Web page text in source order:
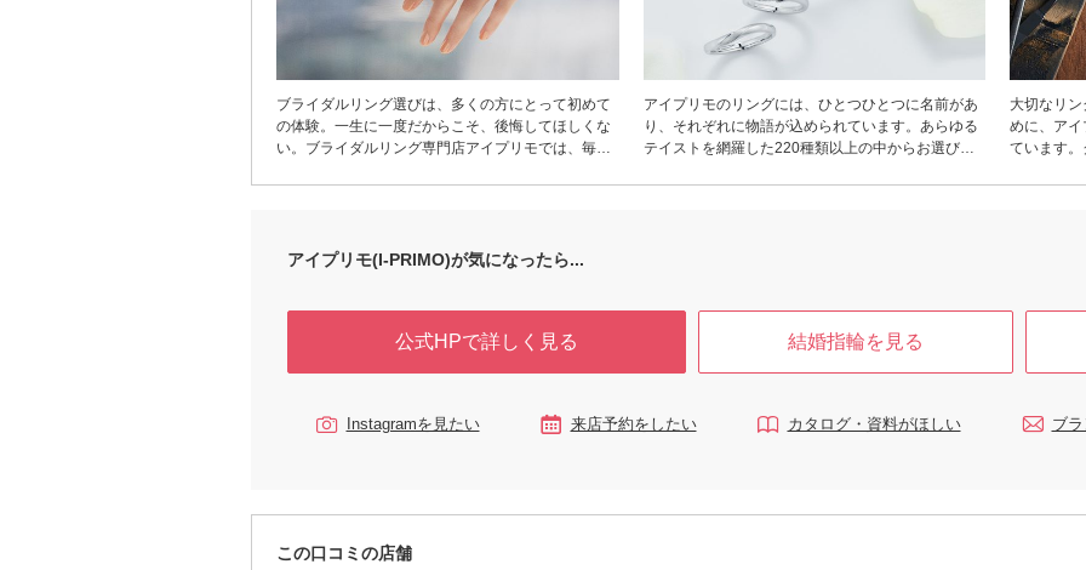
ブライダルリング選びは、多くの方にとって初めて
の体験。一生に一度だからこそ、後悔してほしくな
い。ブライダルリング専門店アイプリモでは、毎
ルリング選びに重要となるポイントを専門知識豊富
合わない」があることは意外と知られていません。
ます。アイプリモは「最初に訪れてよかった」と思
アイプリモのリングには、ひとつひとつに名前があ
り、それぞれに物語が込められています。あらゆる
テイストを網羅した220種類以上の中からお選びい
感、日常使いできる丈夫さ、時を経ても飽きること
大切なリ
めに、ア
ています。
プサービ
です。ア
アイプリモ(I-PRIMO)が気になったら...
公式HPで詳しく見る 結婚指輪を見る
Instagramを見たい 来店予約をしたい カタログ・資料がほしい ブ
この口コミの店舗